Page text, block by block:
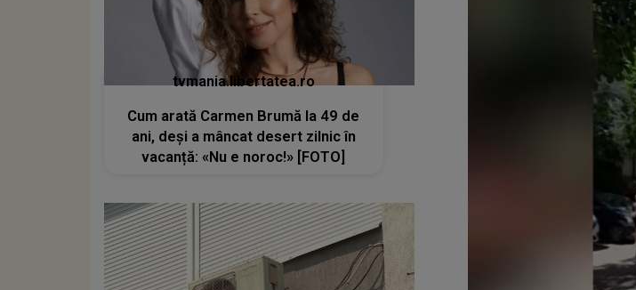
tvmania.libertatea.ro
Cum arată Carmen Brumă la 49 de
ani, deși a mâncat desert zilnic în
vacanță: «Nu e noroc!» [FOTO]